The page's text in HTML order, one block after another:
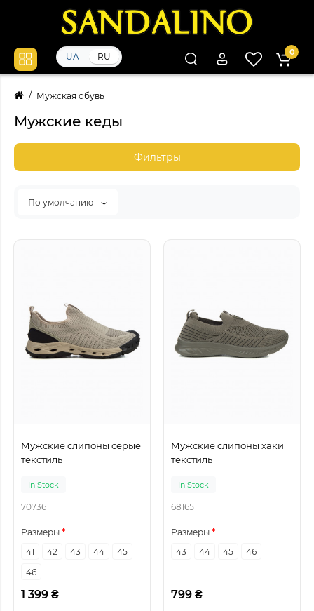
UA RU 0
Мужская обувь
Мужские кеды
Фильтры
По умолчанию
Мужские слипоны серые
текстиль
In Stock
70736
Размеры
41
42 43 44
45
46
1 399 ₴
Мужские слипоны хаки
текстиль
In Stock
68165
Размеры
43
44 45 46
799 ₴